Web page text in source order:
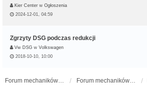
Kier Center w Ogłoszenia
2024-12-01, 04:59
Zgrzyty DSG podczas redukcji
Vw DSG w Volkswagen
2018-10-10, 10:00
Forum mechaników samochodowych - forum-mechaniczne.pl Forum mechaników samochodowych